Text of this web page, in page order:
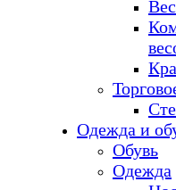
Одежда и
Обувь
Одежда